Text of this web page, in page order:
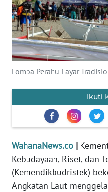
Lomba Perahu Layar
Ikuti
WahanaNews.co |
Kebudayaan, Riset, dan
(Kemendikbudristek)
Angkatan Laut
KESEHATAN
INTERNASIONAL
SERBA-SERBI
PENDIDIKAN
OLAHRAGA
OPINI
EDITORIAL